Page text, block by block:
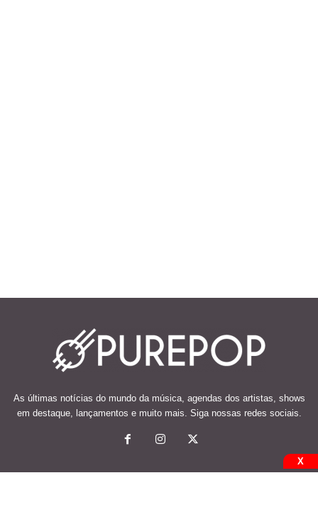
As últimas notícias do mundo da música, agendas dos artistas, shows
em destaque, lançamentos e muito mais. Siga nossas redes sociais.
X